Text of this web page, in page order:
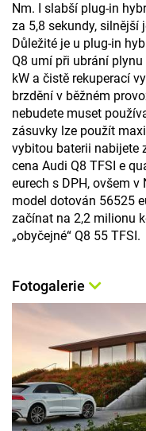
Nm. I slabší plug-in
za 5,8 sekundy, silnější
Důležité je u plug-in
Q8 umí při ubrání
kW a čistě rekuperací
brzdění v běžném
nebudete muset
zásuvky lze použít
vybitou baterii nabijete
cena Audi Q8 TFSI e
eurech s DPH, ovšem v
model dotován 56525
začínat na 2,2 milionu
„obyčejné“ Q8 55 TFSI.
Fotogalerie